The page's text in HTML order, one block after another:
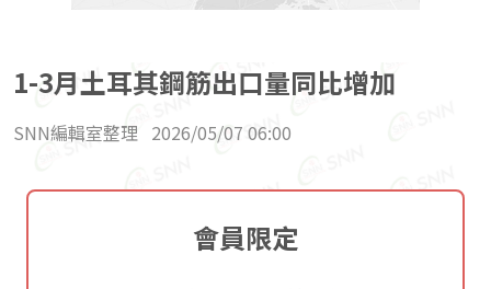
1-3月土耳其鋼筋出口量同比增加
SNN編輯室整理 2026/05/07 06:00
會員限定